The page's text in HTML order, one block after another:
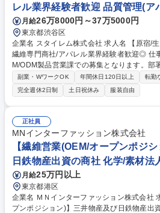
レル業界経験者歓迎 品質管理(ア
月給26万8000円～37万5000円
東京都渋谷区
企業名 スタイレム株式会社 求人名 【原宿/生産管理（事務）】年休126日/
繊維専門商社/アパレル業界経験者歓迎◎ 仕事の内容 レディース向けのOE
M/ODM製品営業課での募集となります。部
ドは異なりますが、いずれも顧客の幅は広
らヤング向けブランドまで取引を行っております。 いずれも総
どの部署です。（内訳：営業・デザイナー
細】■アパレル製品の生産進捗管理■乙仲業
の納品報告■副資材手配■貿易業務
が、デスクワークが多いイメージです。営
ーム体制で業務を遂行していただきます。育
集職種 【原宿/生産管理（事務）】年休126
経験者歓迎◎
副業・WワークOK 年間休日120日以上 転勤
完全週休2日制
土日祝休み 服装自由
正社員
MNインターファッション株式会社
【繊維営業(OEM/オープンポジ
日鉄物産出資の商社 化学/素材法
月給25万円以上
東京都港区
企業名 ＭＮインターファッション株式会社 求人名 【繊維営業(OEM/オー
プンポジション)】三井物産及び日鉄物産出資の商社 仕事の内